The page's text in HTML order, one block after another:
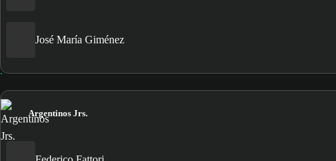
José María Giménez
Argentinos Jrs.